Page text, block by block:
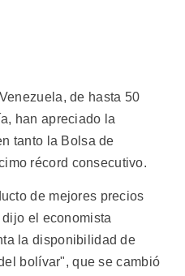
de hasta 50
han apreciado la
tanto la Bolsa de
récord consecutivo.
de mejores precios
el economista
la disponibilidad de
bolívar", que se cambió